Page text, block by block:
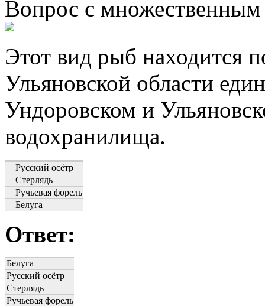
Вопрос с
Этот вид рыб находится
Ульяновской области
Ундоровском и
водохранилища.
Русский осётр
Стерлядь
Ручьевая форель
Белуга
Ответ:
Белуга
Русский осётр
Стерлядь
Ручьевая форель